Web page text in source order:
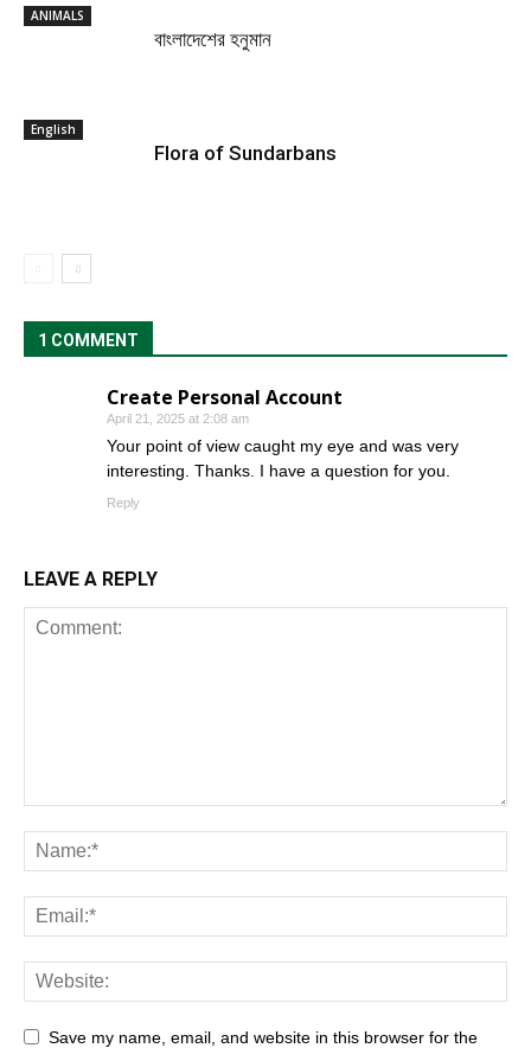
ANIMALS
বাংলাদেশের হনুমান
English
Flora of Sundarbans
1 COMMENT
Create Personal Account
April 21, 2025 at 2:08 am
Your point of view caught my eye and was very
interesting. Thanks. I have a question for you.
Reply
LEAVE A REPLY
Save my name, email, and website in this browser for the